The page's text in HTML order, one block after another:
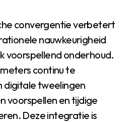
convergentie verbetert
nauwkeurigheid
voorspellend onderhoud.
continu te
digitale tweelingen
voorspellen en tijdige
Deze integratie is